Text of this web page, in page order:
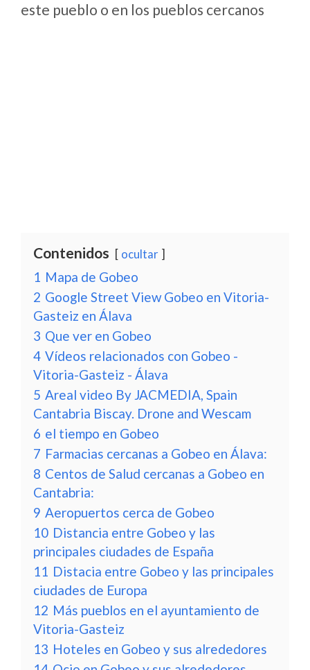
este pueblo o en los pueblos cercanos
Contenidos ocultar
1 Mapa de Gobeo
2 Google Street View Gobeo en Vitoria-
Gasteiz en Álava
3 Que ver en Gobeo
4 Vídeos relacionados con Gobeo -
Vitoria-Gasteiz - Álava
5 Areal video By JACMEDIA, Spain
Cantabria Biscay. Drone and Wescam
6 el tiempo en Gobeo
7 Farmacias cercanas a Gobeo en Álava:
8 Centos de Salud cercanas a Gobeo en
Cantabria:
9 Aeropuertos cerca de Gobeo
10 Distancia entre Gobeo y las
principales ciudades de España
11 Distacia entre Gobeo y las principales
ciudades de Europa
12 Más pueblos en el ayuntamiento de
Vitoria-Gasteiz
13 Hoteles en Gobeo y sus alrededores